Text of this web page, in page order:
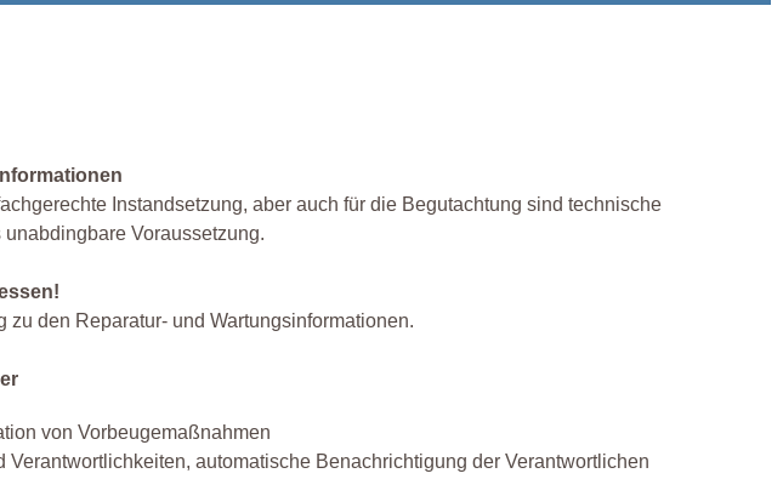
Instandsetzung, aber auch für die Begutachtung sind technische
Voraussetzung.
zu den Reparatur- und Wartungsinformationen.
von Vorbeugemaßnahmen
Verantwortlichkeiten, automatische Benachrichtigung der Verantwortlichen